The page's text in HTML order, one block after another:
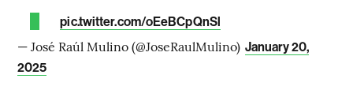
pic.twitter.com/oEeBCpQnSl
— José Raúl Mulino (@JoseRaulMulino) January 20,
2025